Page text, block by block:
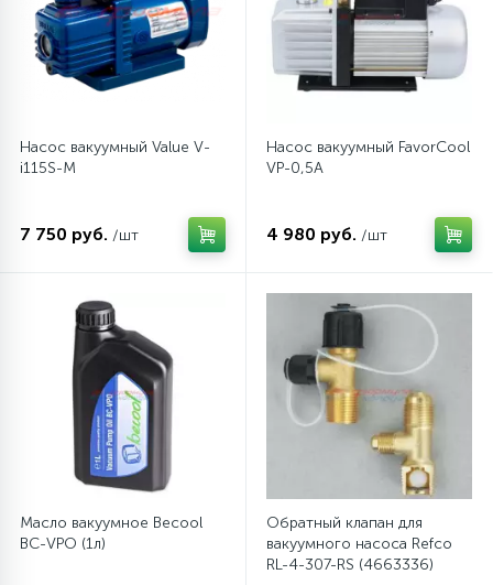
Насос вакуумный Value V-
i115S-M
7 750 руб. /шт
Насос вакуумный FavorCool
VP-0,5A
4 980 руб. /шт
Масло вакуумное Becool
BC-VPO (1л)
Обратный клапан для
вакуумного насоса Refco
RL-4-307-RS (4663336)